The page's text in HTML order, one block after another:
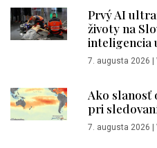
Prvý AI
životy na
inteligencia
7. augusta 2026
Ako slanosť
pri
7. augusta 2026